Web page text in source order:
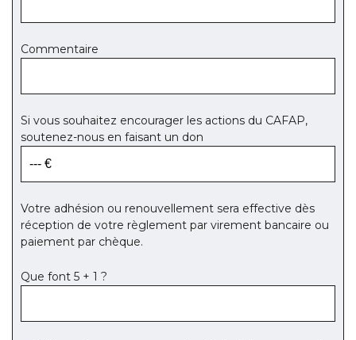
Commentaire
Si vous souhaitez encourager les actions du CAFAP,
soutenez-nous en faisant un don
Votre adhésion ou renouvellement sera effective dès
réception de votre règlement par virement bancaire ou
paiement par chèque.
Que font 5 + 1 ?